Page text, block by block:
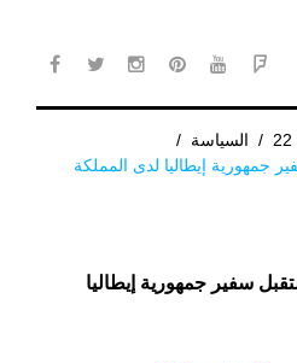
22
/ السياسة /
جمهورية إيطاليا لدى المملكة
سفير جمهورية إيطاليا